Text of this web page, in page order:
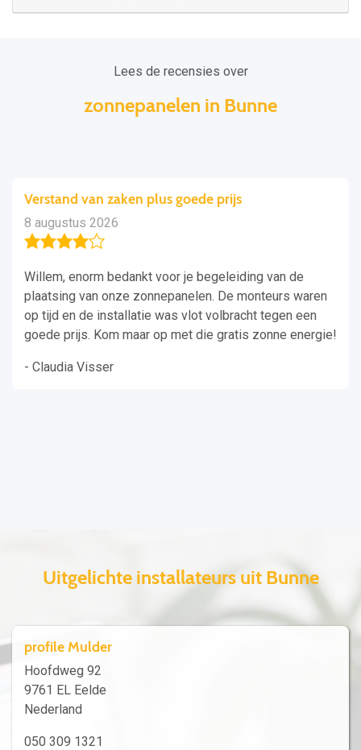
Lees de recensies over
zonnepanelen in Bunne
Verstand van zaken plus goede prijs
8 augustus 2026
Willem, enorm bedankt voor je begeleiding van de
plaatsing van onze zonnepanelen. De monteurs waren
op tijd en de installatie was vlot volbracht tegen een
goede prijs. Kom maar op met die gratis zonne energie!
- Claudia Visser
Uitgelichte installateurs uit Bunne
profile Mulder
Hoofdweg 92
9761 EL Eelde
Nederland
050 309 1321